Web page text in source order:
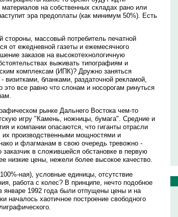
на собственных складах рано или
эра предоплаты (как минимум 50%). Есть
стороны, массовый потребитель печатной
от ежедневной газеты и ежемесячного
заказов на высокотехнологичную
выживать типографиям и
комплексам (ИПК)? Дружно заняться
визитками, бланками, раздаточной рекламой,
все равно что слонам и носорогам ринуться
рынке Дальнего Востока чем-то
игру "Камень, ножницы, бумага". Средние и
и компании опасаются, что гиганты отрасли
их производственными мощностями и
и флагманам в свою очередь тревожно -
в сложившейся обстановке в первую
низкие цены, нежели более высокое качество.
ная), условные единицы, отсутствие
работа с колес? В принципе, нечто подобное
январе 1992 года были отпущены цены и на
началось хаотичное построение свободного